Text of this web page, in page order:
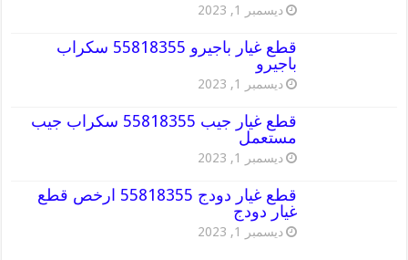
ديسمبر 1, 2023
قطع غيار باجيرو 55818355 سكراب
باجيرو
ديسمبر 1, 2023
قطع غيار جيب 55818355 سكراب جيب
مستعمل
ديسمبر 1, 2023
قطع غيار دودج 55818355 ارخص قطع
غيار دودج
ديسمبر 1, 2023